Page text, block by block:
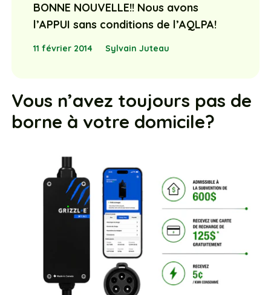
BONNE NOUVELLE!! Nous avons
l’APPUI sans conditions de l’AQLPA!
11 février 2014 Sylvain Juteau
Vous n’avez toujours pas de
borne à votre domicile?